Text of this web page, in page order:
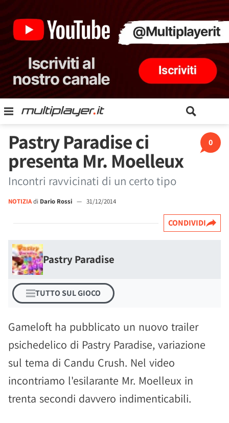
0
Pastry Paradise ci
presenta Mr. Moelleux
Incontri ravvicinati di un certo tipo
NOTIZIAdi Dario Rossi — 31/12/2014
CONDIVIDI
Pastry Paradise
TUTTO SUL GIOCO
Gameloft ha pubblicato un nuovo trailer
psichedelico di Pastry Paradise, variazione
sul tema di Candu Crush. Nel video
incontriamo l'esilarante Mr. Moelleux in
trenta secondi davvero indimenticabili.